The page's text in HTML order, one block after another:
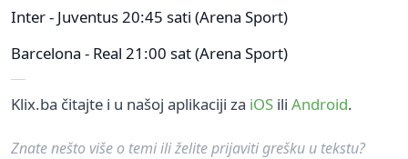
Inter - Juventus 20:45 sati (Arena Sport)
Barcelona - Real 21:00 sat (Arena Sport)
Klix.ba čitajte i u našoj aplikaciji za iOS ili Android.
Znate nešto više o temi ili želite prijaviti grešku u tekstu?